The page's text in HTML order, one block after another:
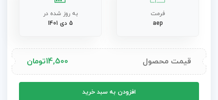
فرمت
aep
به روز شده در
5 دی 1401
قیمت محصول 14,500تومان
افزودن به سبد خرید